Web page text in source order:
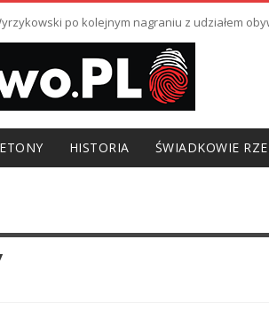
po kolejnym nagraniu z udziałem
HISTORIA ŚWIADKOWIE